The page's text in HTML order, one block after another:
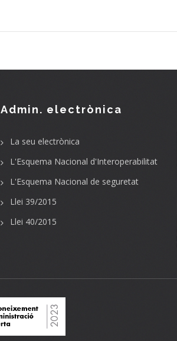
Admin. electrònica
La seu electrònica
L'Esquema Nacional d'Interoperabilitat
L'Esquema Nacional de seguretat
Llei 39/2015
Llei 40/2015